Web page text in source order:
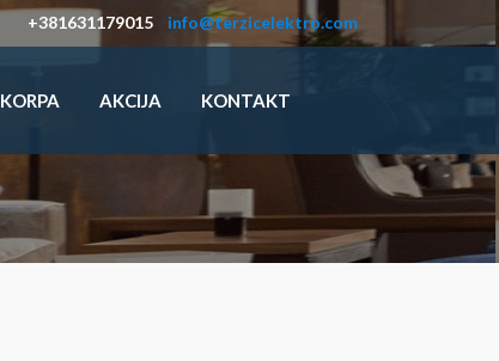
+381631179015 info@terzicelektro.com
KORPA AKCIJA KONTAKT